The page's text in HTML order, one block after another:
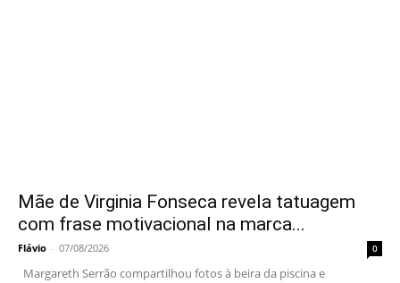
Mãe de Virginia Fonseca revela tatuagem
com frase motivacional na marca...
Flávio - 07/08/2026 0
Margareth Serrão compartilhou fotos à beira da piscina e